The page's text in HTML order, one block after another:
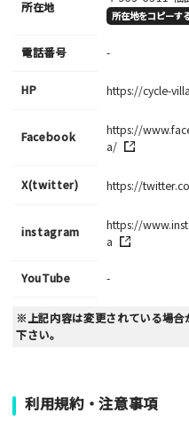
所在地
所在地をコピーす
電話番号 -
HP https://cycle-
Facebook
https://
a/
X(twitter) https://
instagram
https://
a
YouTube -
※上記内容は変更されている場合
下さい。
利用規約・注意事項